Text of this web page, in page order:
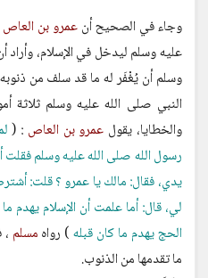
وجاء في الصحيح أنعمرو بن العاص
عليه وسلم ليدخل في الإسلام،
وسلم أن يُغْفَر له ما قد سلف من
النبي صلى الله عليه وسلم ثلاثة
والخطايا، يقول عمرو بن العاص : (
رسول الله صلى الله عليه وسلم
يدي، فقال: مالك يا عمرو ؟ قلت:
لي، قال: أما علمت أن الإسلام يهدم
الحج يهدم ما كان قبله) رواهمسلم
ما تقدمها من الذنوب.